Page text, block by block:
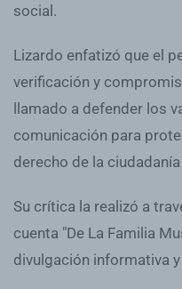
social.
Lizardo enfatizó que el
verificación y
llamado a defender los
comunicación para
derecho de la
Su crítica la realizó a
cuenta "De La Familia
divulgación informativa